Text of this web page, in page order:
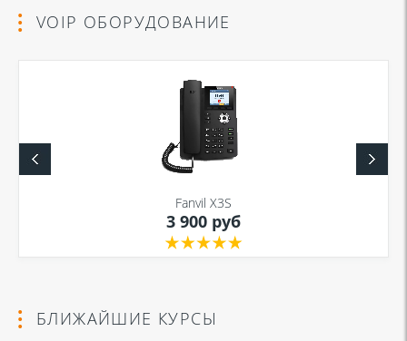
VOIP ОБОРУДОВАНИЕ
Fanvil X3S
3 900 руб
БЛИЖАЙШИЕ КУРСЫ